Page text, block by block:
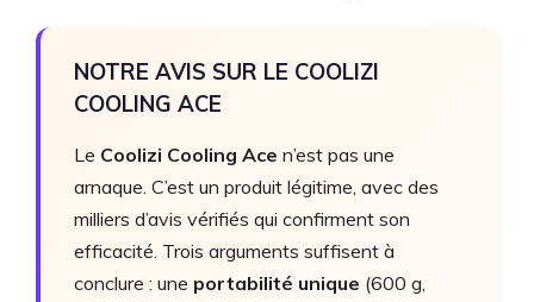
NOTRE AVIS SUR LE COOLIZI
COOLING ACE
Le Coolizi Cooling Ace n’est pas une
arnaque. C’est un produit légitime, avec des
milliers d’avis vérifiés qui confirment son
efficacité. Trois arguments suffisent à
conclure : une portabilité unique (600 g,